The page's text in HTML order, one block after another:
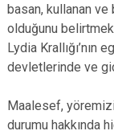
basan, kullanan
olduğunu
Lydia Krallığı’nın
devletlerinde ve
Maalesef,
durumu hakkında